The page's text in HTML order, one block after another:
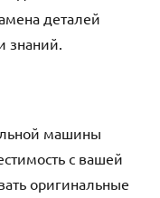
деталей
знаний.
машины
с вашей
оригинальные